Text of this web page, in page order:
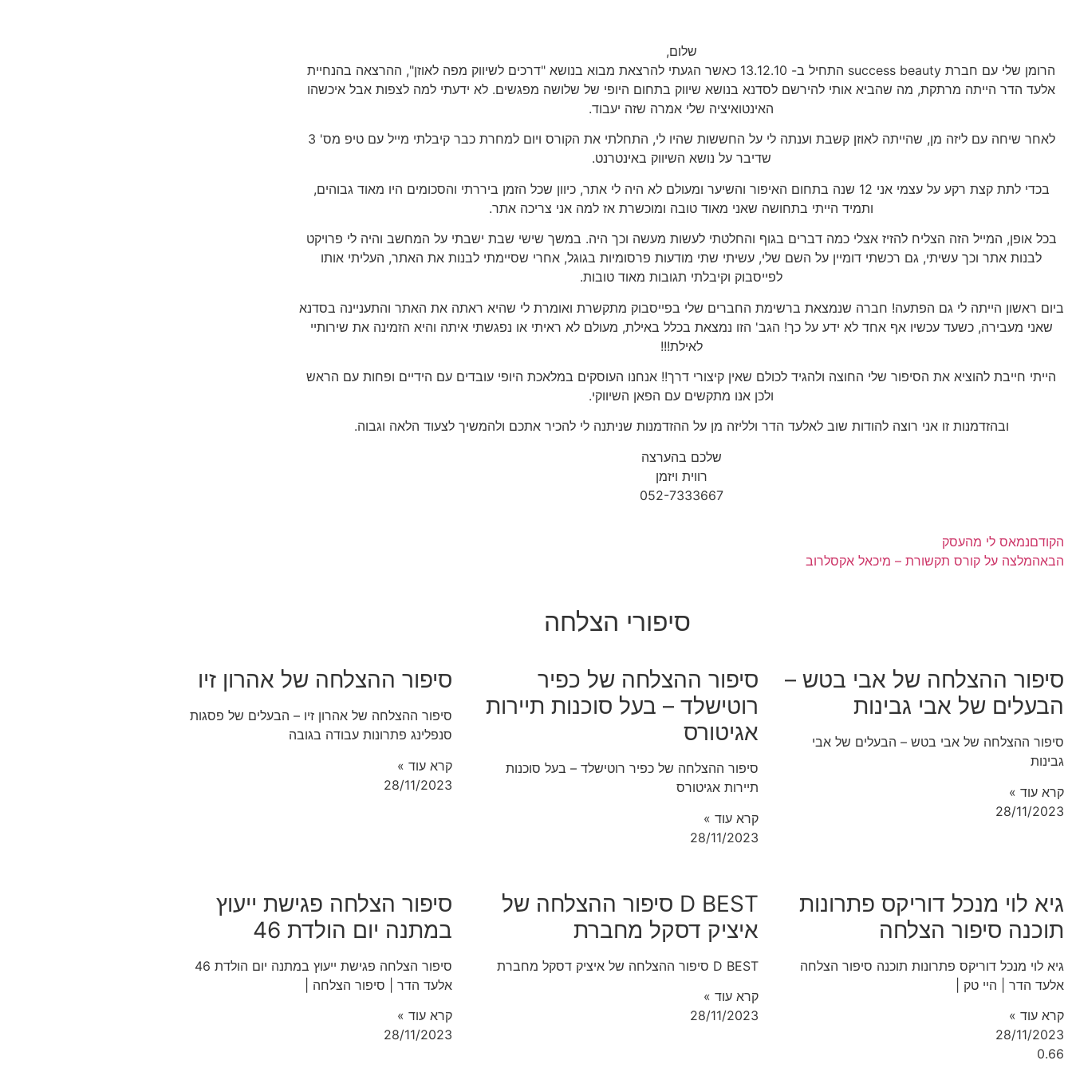
שלום,
הרומן שלי עם חברת success beauty התחיל ב- 13.12.10 כאשר הגעתי להרצאת מבוא בנושא "דרכים לשיווק מפה לאוזן", ההרצאה בהנחיית
אלעד הדר הייתה מרתקת, מה שהביא אותי להירשם לסדנא בנושא שיווק בתחום היופי של שלושה מפגשים. לא ידעתי למה לצפות אבל איכשהו
האינטואיציה שלי אמרה שזה יעבוד.
לאחר שיחה עם ליזה מן, שהייתה לאוזן קשבת וענתה לי על החששות שהיו לי, התחלתי את הקורס ויום למחרת כבר קיבלתי מייל עם טיפ מס' 3
שדיבר על נושא השיווק באינטרנט.
בכדי לתת קצת רקע על עצמי אני 12 שנה בתחום האיפור והשיער ומעולם לא היה לי אתר, כיוון שכל הזמן ביררתי והסכומים היו מאוד גבוהים,
ותמיד הייתי בתחושה שאני מאוד טובה ומוכשרת אז למה אני צריכה אתר.
בכל אופן, המייל הזה הצליח להזיז אצלי כמה דברים בגוף והחלטתי לעשות מעשה וכך היה. במשך שישי שבת ישבתי על המחשב והיה לי פרויקט
לבנות אתר וכך עשיתי, גם רכשתי דומיין על השם שלי, עשיתי שתי מודעות פרסומיות בגוגל, אחרי שסיימתי לבנות את האתר, העליתי אותו
לפייסבוק וקיבלתי תגובות מאוד טובות.
ביום ראשון הייתה לי גם הפתעה! חברה שנמצאת ברשימת החברים שלי בפייסבוק מתקשרת ואומרת לי שהיא ראתה את האתר והתעניינה בסדנא
שאני מעבירה, כשעד עכשיו אף אחד לא ידע על כך! הגב' הזו נמצאת בכלל באילת, מעולם לא ראיתי או נפגשתי איתה והיא הזמינה את שירותיי
לאילת!!!
הייתי חייבת להוציא את הסיפור שלי החוצה ולהגיד לכולם שאין קיצורי דרך!! אנחנו העוסקים במלאכת היופי עובדים עם הידיים ופחות עם הראש
ולכן אנו מתקשים עם הפאן השיווקי.
ובהזדמנות זו אני רוצה להודות שוב לאלעד הדר ולליזה מן על ההזדמנות שניתנה לי להכיר אתכם ולהמשיך לצעוד הלאה וגבוה.
שלכם בהערצה
רווית ויזמן
052-7333667
הקודםנמאס לי מהעסק
הבאהמלצה על קורס תקשורת – מיכאל אקסלרוב
סיפורי הצלחה
סיפור ההצלחה של אבי בטש –
הבעלים של אבי גבינות
סיפור ההצלחה של אבי בטש – הבעלים של אבי
גבינות
קרא עוד »
28/11/2023
סיפור ההצלחה של כפיר
רוטישלד – בעל סוכנות תיירות
אגיטורס
סיפור ההצלחה של כפיר רוטישלד – בעל סוכנות
תיירות אגיטורס
קרא עוד »
28/11/2023
סיפור ההצלחה של אהרון זיו
סיפור ההצלחה של אהרון זיו – הבעלים של פסגות
סנפלינג פתרונות עבודה בגובה
קרא עוד »
28/11/2023
גיא לוי מנכל דוריקס פתרונות
תוכנה סיפור הצלחה
גיא לוי מנכל דוריקס פתרונות תוכנה סיפור הצלחה
אלעד הדר | היי טק |
קרא עוד »
28/11/2023
D BEST סיפור ההצלחה של
איציק דסקל מחברת
D BEST סיפור ההצלחה של איציק דסקל מחברת
קרא עוד »
28/11/2023
סיפור הצלחה פגישת ייעוץ
במתנה יום הולדת 46
סיפור הצלחה פגישת ייעוץ במתנה יום הולדת 46
אלעד הדר | סיפור הצלחה |
קרא עוד »
28/11/2023